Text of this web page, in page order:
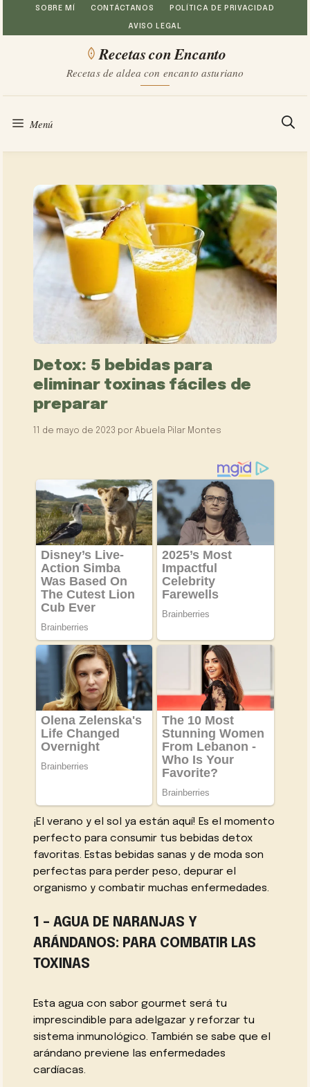
Saltar
al
SOBRE MÍ CONTÁCTANOS POLÍTICA DE PRIVACIDAD
AVISO LEGAL
Recetas con Encanto
Recetas de aldea con encanto asturiano
Menú
Detox: 5 bebidas para
eliminar toxinas fáciles de
preparar
11 de mayo de 2023 por Abuela Pilar Montes
¡El verano y el sol ya están aquí! Es el momento
perfecto para consumir tus bebidas detox
favoritas. Estas bebidas sanas y de moda son
perfectas para perder peso, depurar el
organismo y combatir muchas enfermedades.
1 – AGUA DE NARANJAS Y
ARÁNDANOS: PARA COMBATIR LAS
TOXINAS
Esta agua con sabor gourmet será tu
imprescindible para adelgazar y reforzar tu
sistema inmunológico. También se sabe que el
arándano previene las enfermedades
cardíacas.